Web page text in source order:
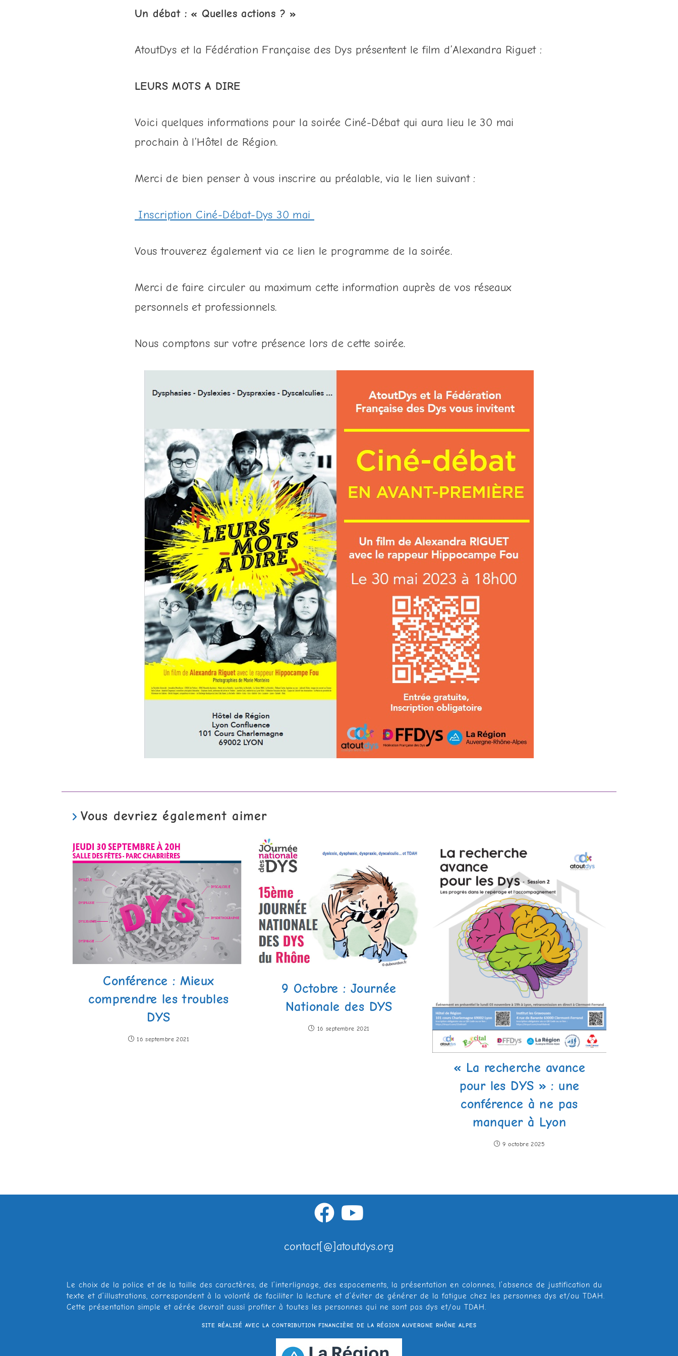
Un débat : « Quelles actions ? »
AtoutDys et la Fédération Française des Dys présentent le film d’Alexandra Riguet :
LEURS MOTS A DIRE
Voici quelques informations pour la soirée Ciné-Débat qui aura lieu le 30 mai
prochain à l’Hôtel de Région.
Merci de bien penser à vous inscrire au préalable, via le lien suivant :
Inscription Ciné-Débat-Dys 30 mai
Vous trouverez également via ce lien le programme de la soirée.
Merci de faire circuler au maximum cette information auprès de vos réseaux
personnels et professionnels.
Nous comptons sur votre présence lors de cette soirée.
Vous devriez également aimer
Conférence : Mieux
comprendre les troubles
DYS
16 septembre 2021
9 Octobre : Journée
Nationale des DYS
16 septembre 2021
« La recherche avance
pour les DYS » : une
conférence à ne pas
manquer à Lyon
9 octobre 2025
contact[@]atoutdys.org
Le choix de la police et de la taille des caractères, de l’interlignage, des espacements, la présentation en colonnes, l’absence de justification du
texte et d’illustrations, correspondent à la volonté de faciliter la lecture et d’éviter de générer de la fatigue chez les personnes dys et/ou TDAH.
Cette présentation simple et aérée devrait aussi profiter à toutes les personnes qui ne sont pas dys et/ou TDAH.
SITE RÉALISÉ AVEC LA CONTRIBUTION FINANCIÈRE DE LA RÉGION AUVERGNE RHÔNE ALPES